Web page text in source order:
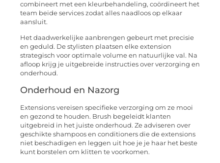
combineert met een kleurbehandeling, coördineert het
team beide services zodat alles naadloos op elkaar
aansluit.
Het daadwerkelijke aanbrengen gebeurt met precisie
en geduld. De stylisten plaatsen elke extension
strategisch voor optimale volume en natuurlijke val. Na
afloop krijg je uitgebreide instructies over verzorging en
onderhoud.
Onderhoud en Nazorg
Extensions vereisen specifieke verzorging om ze mooi
en gezond te houden. Brush begeleidt klanten
uitgebreid in het juiste onderhoud. Ze adviseren over
geschikte shampoos en conditioners die de extensions
niet beschadigen en leggen uit hoe je je haar het beste
kunt borstelen om klitten te voorkomen.